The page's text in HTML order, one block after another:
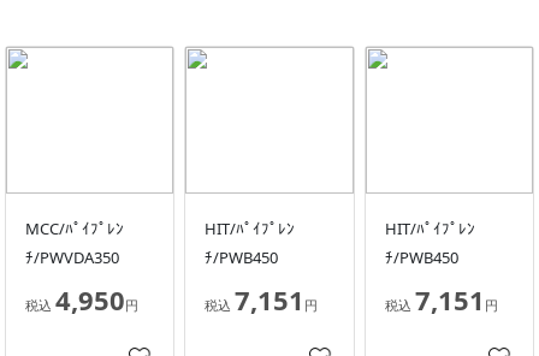
MCC/ﾊﾟｲﾌﾟﾚﾝ
ﾁ/PWVDA350
税込 4,950円
HIT/ﾊﾟｲﾌﾟﾚﾝ
ﾁ/PWB450
税込 7,151 円
HIT/ﾊﾟｲﾌﾟﾚﾝ
ﾁ/PWB450
税込 7,151 円